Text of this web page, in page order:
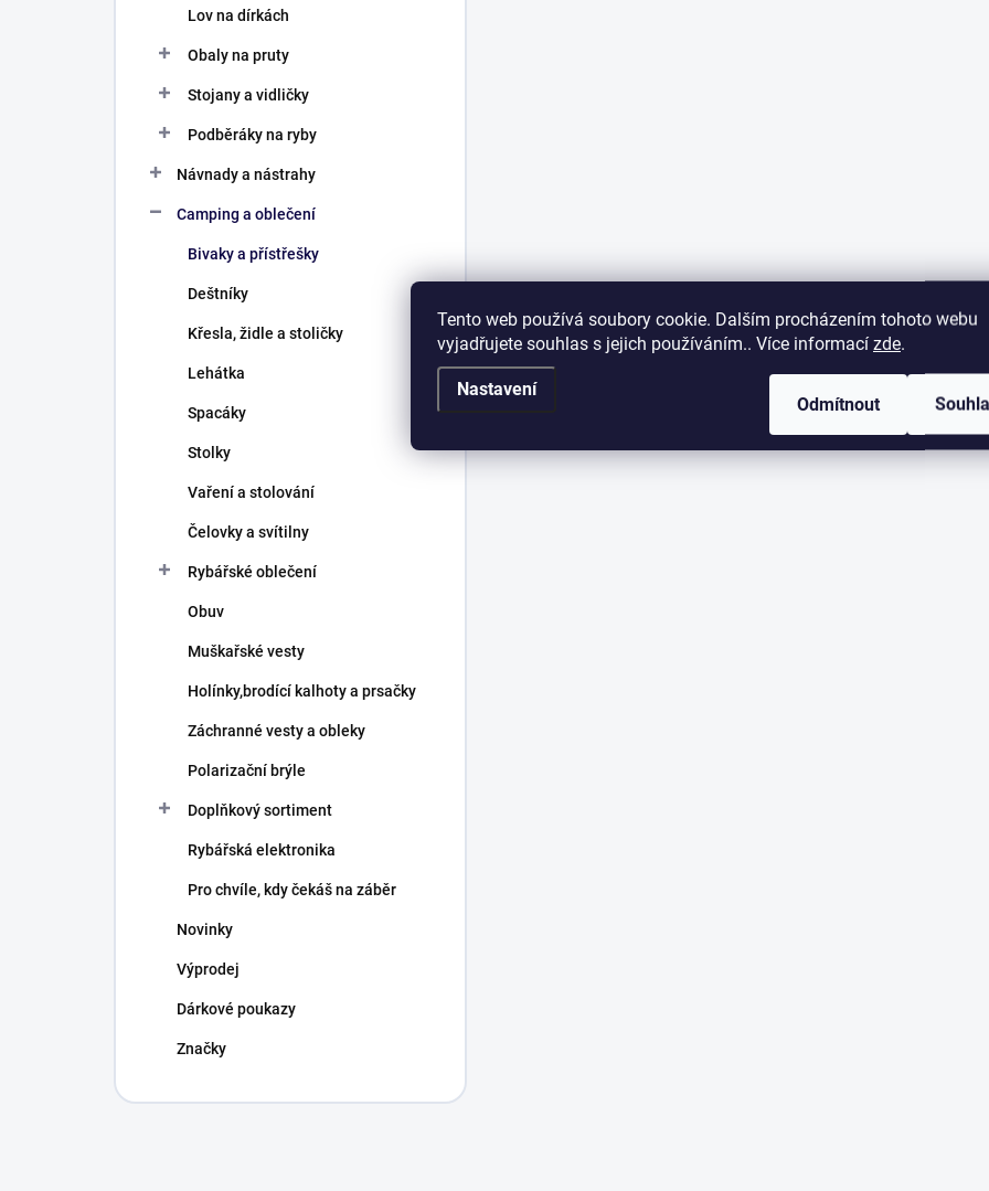
Tento web používá soubory cookie. Dalším procházením tohoto webu
vyjadřujete souhlas s jejich používáním.. Více informací zde.
Nastavení
Odmítnout
Lov na dírkách
Obaly na pruty
Stojany a vidličky
Podběráky na ryby
Návnady a nástrahy
Camping a oblečení
Bivaky a přístřešky
Deštníky
Křesla, židle a stoličky
Lehátka
Spacáky
Stolky
Vaření a stolování
Čelovky a svítilny
Rybářské oblečení
Obuv
Muškařské vesty
Holínky,brodící kalhoty a prsačky
Záchranné vesty a obleky
Polarizační brýle
Doplňkový sortiment
Rybářská elektronika
Pro chvíle, kdy čekáš na záběr
Novinky
Výprodej
Dárkové poukazy
Značky